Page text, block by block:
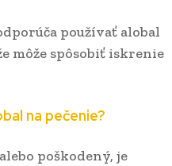
používať alobal
môže spôsobiť iskrenie
na pečenie?
poškodený, je